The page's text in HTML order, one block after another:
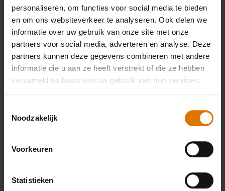
personaliseren, om functies voor social media te bieden
en om ons websiteverkeer te analyseren. Ook delen we
informatie over uw gebruik van onze site met onze
partners voor social media, adverteren en analyse. Deze
partners kunnen deze gegevens combineren met andere
informatie die u aan ze heeft verstrekt of die ze hebben
verzameld op basis van uw gebruik van hun services.
Noodzakelijk
Voorkeuren
Statistieken
Wat heb je nodig?
Aanbevolen
accessoires
informatie